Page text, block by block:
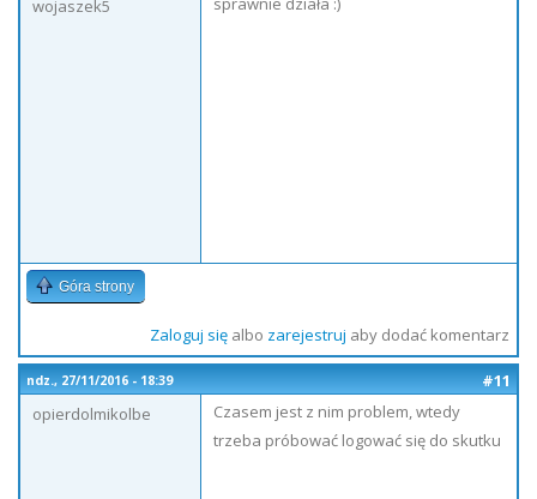
wojaszek5
Góra strony
Zaloguj sięalbo zarejestruj aby dodać komentarz
ndz., 27/11/2016 - 18:39
#11
opierdolmikolbe
Czasem jest z nim problem, wtedy
trzeba próbować logować się do skutku